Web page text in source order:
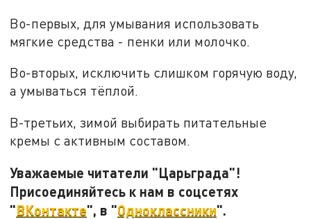
Во-первых, для умывания использовать
мягкие средства - пенки или молочко.
Во-вторых, исключить слишком горячую воду,
а умываться тёплой.
В-третьих, зимой выбирать питательные
кремы с активным составом.
Уважаемые читатели "Царьграда"!
Присоединяйтесь к нам в соцсетях
"ВКонтакте", в "Одноклассники".